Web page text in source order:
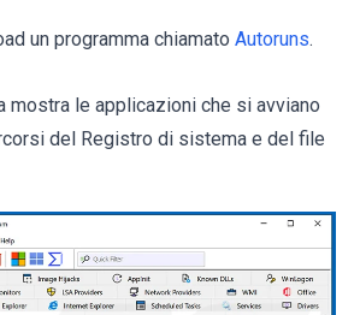
un programma chiamato Autoruns.
mostra le applicazioni che si avviano
del Registro di sistema e del file